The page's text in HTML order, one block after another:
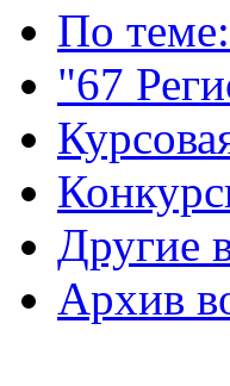
По
"67
Другие
Архив